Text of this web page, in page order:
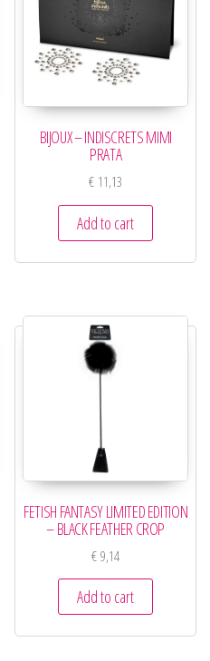
BIJOUX – INDISCRETS MIMI
PRATA
€ 11,13
Add to cart
FETISH FANTASY LIMITED EDITION
– BLACK FEATHER CROP
€9,14
Add to cart